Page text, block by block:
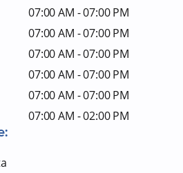
07:00 AM - 07:00 PM
07:00 AM - 07:00 PM
07:00 AM - 07:00 PM
07:00 AM - 07:00 PM
07:00 AM - 07:00 PM
07:00 AM - 02:00 PM